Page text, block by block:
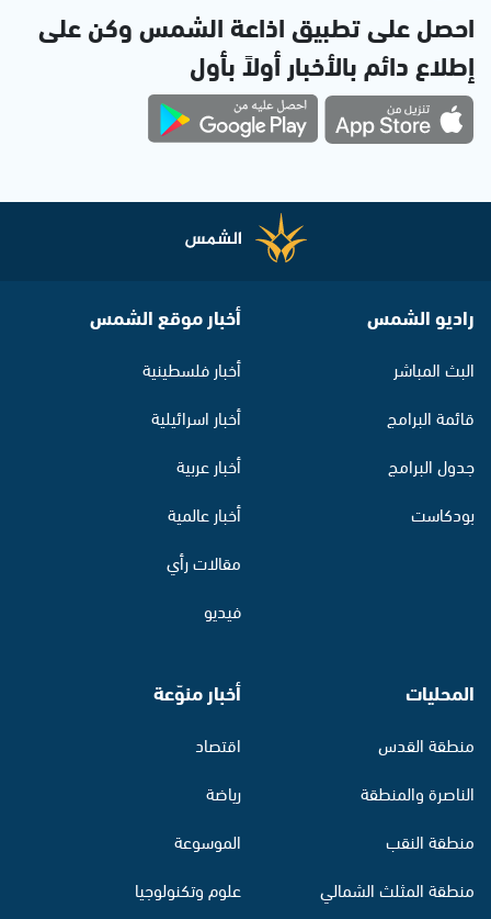
احصل على تطبيق اذاعة الشمس وكن على
إطلاع دائم بالأخبار أولاً بأول
راديو الشمس
البث المباشر
قائمة البرامج
جدول البرامج
بودكاست
أخبار موقع الشمس
أخبار فلسطينية
أخبار اسرائيلية
أخبار عربية
أخبار عالمية
مقالات رأي
فيديو
المحليات
منطقة القدس
الناصرة والمنطقة
منطقة النقب
منطقة المثلث الشمالي
أخبار منوّعة
اقتصاد
رياضة
الموسوعة
علوم وتكنولوجيا